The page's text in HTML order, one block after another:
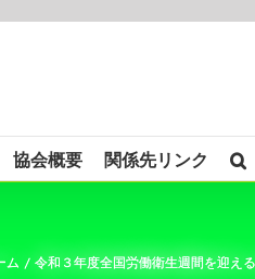
協会概要 関係先リンク
ム / 令和３年度全国労働衛生週間を迎え